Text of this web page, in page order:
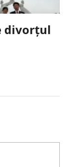
divorțul